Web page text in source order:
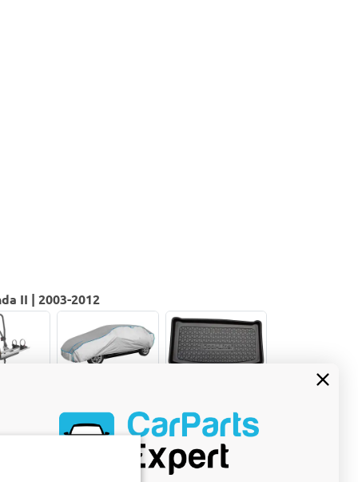
II | 2003-2012
per
Fiat
antigrandine
adatto per
bagagliaio
adatto per
Fiat Panda II
2003-2012 5